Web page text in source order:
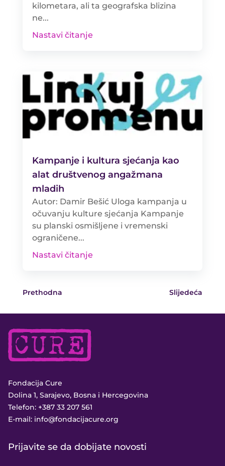
kilometara, ali ta geografska blizina
ne...
Nastavi čitanje
Kampanje i kultura sjećanja kao
alat društvenog angažmana
mladih
Autor: Damir Bešić Uloga kampanja u
očuvanju kulture sjećanja Kampanje
su planski osmišljene i vremenski
ograničene...
Nastavi čitanje
Prethodna Slijedeća
Fondacija Cure
Dolina 1, Sarajevo, Bosna i Hercegovina
Telefon: +387 33 207 561
E-mail: info@fondacijacure.org
Prijavite se da dobijate novosti